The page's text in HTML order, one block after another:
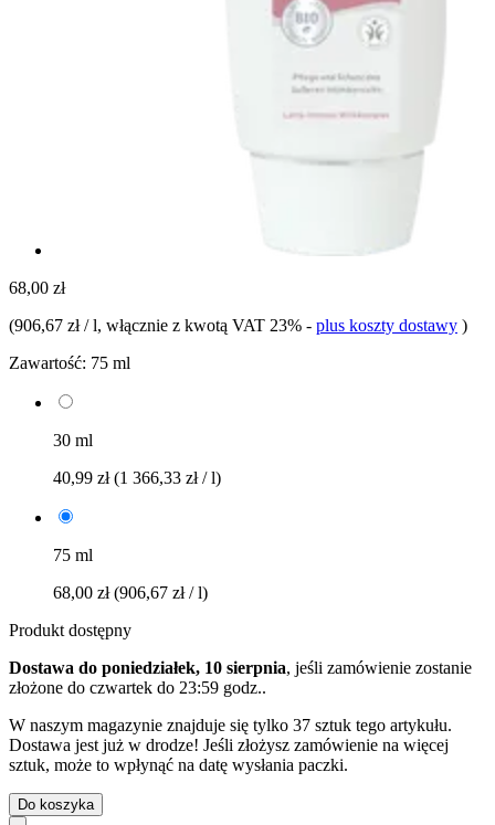
68,00 zł
(906,67 zł / l, włącznie z kwotą VAT 23% - plus koszty dostawy )
Zawartość: 75 ml
30 ml
40,99 zł(1 366,33 zł / l)
75 ml
68,00 zł(906,67 zł / l)
Produkt dostępny
Dostawa do poniedziałek, 10 sierpnia, jeśli zamówienie zostanie
złożone do czwartek do 23:59 godz..
W naszym magazynie znajduje się tylko 37 sztuk tego artykułu.
Dostawa jest już w drodze! Jeśli złożysz zamówienie na więcej
sztuk, może to wpłynąć na datę wysłania paczki.
Do koszyka